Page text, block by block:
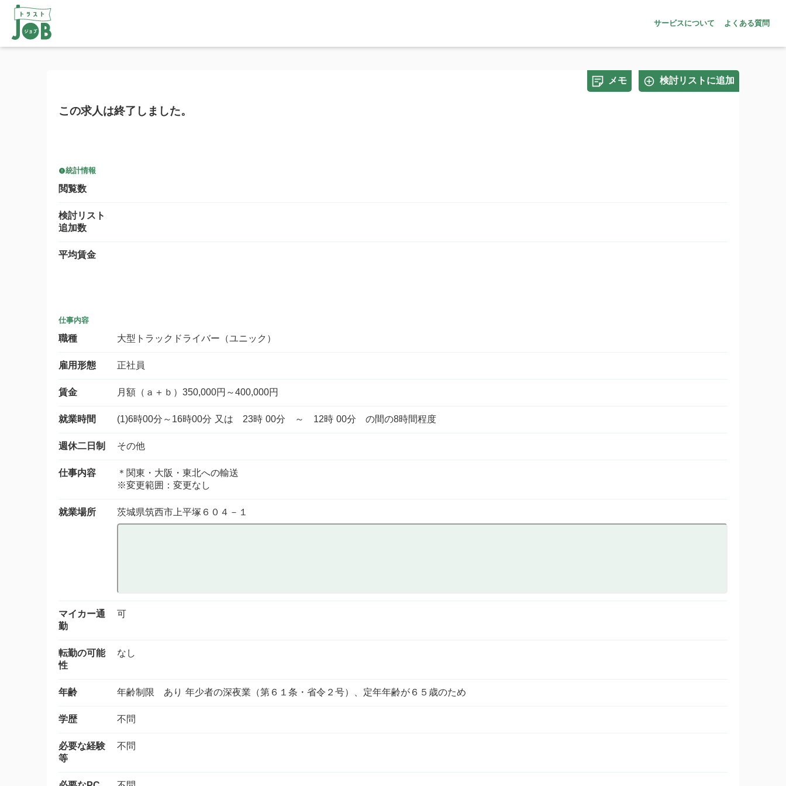
サービスについて よくある質問
メモ 検討リストに追加
この求人は終了しました。
統計情報
閲覧数
検討リスト
追加数
平均賃金
仕事内容
職種 大型トラックドライバー（ユニック）
雇用形態 正社員
賃金 月額（ａ＋ｂ）350,000円～400,000円
就業時間 (1)6時00分～16時00分 又は 23時 00分 ～ 12時 00分 の間の8時間程度
週休二日制 その他
仕事内容
＊関東・大阪・東北への輸送
※変更範囲：変更なし
就業場所 茨城県筑西市上平塚６０４－１
マイカー通
勤
可
転勤の可能
性
なし
年齢 年齢制限 あり 年少者の深夜業（第６１条・省令２号）、定年年齢が６５歳のため
学歴 不問
必要な経験
等
不問